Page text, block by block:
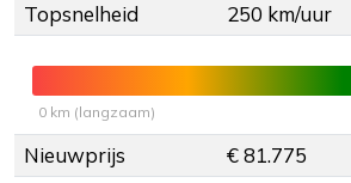
Topsnelheid
250 km/uur
0 km (langzaam)
Nieuwprijs
€ 81.775